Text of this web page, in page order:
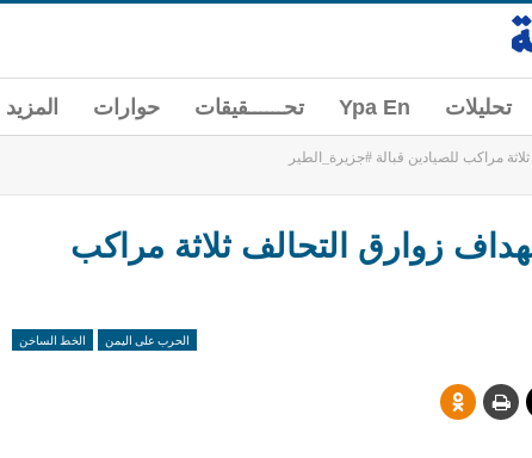
تحليلات Ypa En تحــــــقيقات حوارات المزيد
و 8 جرحى إثر استهداف زوارق التحالف ثلاثة مراكب
الحرب على اليمن الخط الساخن